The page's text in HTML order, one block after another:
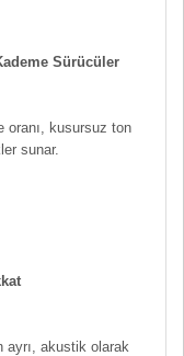
Sürücüler
kusursuz ton
sunar.
ayrı, akustik olarak